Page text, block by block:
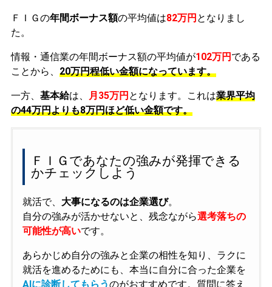
ＦＩＧの年間ボーナス額の平均値は82万円 となりまし
た。
情報・通信業の年間ボーナス額の平均値が102万円 である
ことから、 20万円程低い金額になっています。
一方、 基本給は、 月35万円 となります。これは業界平均
の44万円よりも8万円ほど低い金額です。
ＦＩＧであなたの強みが発揮できる
かチェックしよう
就活で、 大事になるのは企業選び。
自分の強みが活かせないと、残念ながら選考落ちの
可能性が高いです。
あらかじめ自分の強みと企業の相性を知り、ラクに
就活を進めるためにも、本当に自分に合った企業を
AIに診断してもらうのがおすすめです。質問に答え